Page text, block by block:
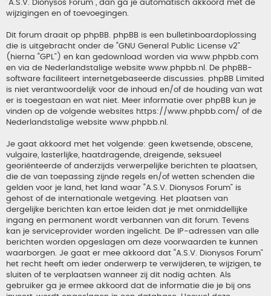
“A.S.V. Dionysos Forum”, dan ga je automatisch akkoord met de
wijzigingen en of toevoegingen.
Dit forum draait op phpBB. phpBB is een bulletinboardoplossing
die is uitgebracht onder de “GNU General Public License v2”
(hierna “GPL”) en kan gedownload worden via www.phpbb.com
en via de Nederlandstalige website www.phpbb.nl . De phpBB-
software faciliteert internetgebaseerde discussies. phpBB Limited
is niet verantwoordelijk voor de inhoud en/of de houding van wat
er is toegestaan en wat niet. Meer informatie over phpBB kun je
vinden op de volgende websites https://www.phpbb.com/ of de
Nederlandstalige website www.phpbb.nl
Je gaat akkoord met het volgende: geen kwetsende, obscene,
vulgaire, lasterlijke, haatdragende, dreigende, seksueel
georiënteerde of anderzijds verwerpelijke berichten te plaatsen,
die de van toepassing zijnde regels en/of wetten schenden die
gelden voor je land, het land waar “A.S.V. Dionysos Forum” is
gehost of de internationale wetgeving. Het plaatsen van
dergelijke berichten kan ertoe leiden dat je met onmiddellijke
ingang en permanent wordt verbannen van dit forum. Tevens
kan je serviceprovider worden ingelicht. De IP-adressen van alle
berichten worden opgeslagen om deze voorwaarden te kunnen
waarborgen. Je gaat er mee akkoord dat “A.S.V. Dionysos Forum”
het recht heeft om ieder onderwerp te verwijderen, te wijzigen, te
sluiten of te verplaatsen wanneer zij dit nodig achten. Als
gebruiker ga je ermee akkoord dat de informatie die je bij ons